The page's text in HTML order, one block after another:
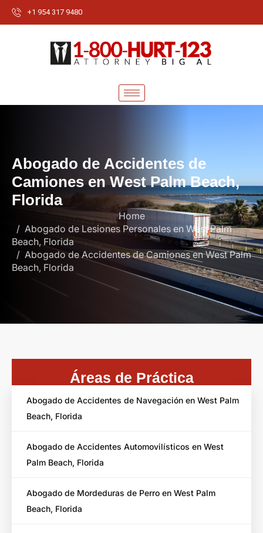
+1 954 317 9480
Abogado de Accidentes de
Camiones en West Palm Beach,
Florida
Home
Abogado de Lesiones Personales en West Palm
Beach, Florida
Abogado de Accidentes de Camiones en West Palm
Beach, Florida
Áreas de Práctica
Abogado de Accidentes de Navegación en West Palm
Beach, Florida
Abogado de Accidentes Automovilísticos en West
Palm Beach, Florida
Abogado de Mordeduras de Perro en West Palm
Beach, Florida